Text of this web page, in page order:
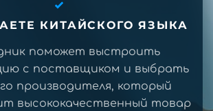
КИТАЙСКОГО ЯЗЫКА
поможет выстроить
с поставщиком и выбрать
производителя, который
высококачественный товар